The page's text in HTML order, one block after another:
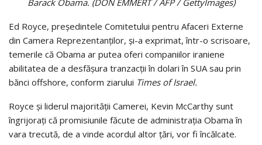
Ed Royce, preşedintele Comitetului pentru Afaceri Externe
din Camera Reprezentanţilor, şi-a exprimat, într-o scrisoare,
temerile că Obama ar putea oferi companiilor iraniene
abilitatea de a desfăşura tranzacţii în dolari în SUA sau prin
bănci offshore, conform ziarului Times of Israel.
Royce şi liderul majorităţii Camerei, Kevin McCarthy sunt
îngrijoraţi că promisiunile făcute de administraţia Obama în
vara trecută, de a vinde acordul altor ţări, vor fi încălcate.